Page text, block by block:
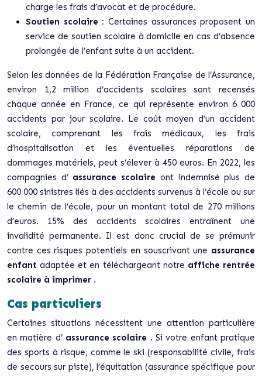
charge les frais d’avocat et de procédure.
Soutien scolaire : Certaines assurances proposent un
service de soutien scolaire à domicile en cas d’absence
prolongée de l’enfant suite à un accident.
Selon les données de la Fédération Française de l’Assurance,
environ 1,2 million d’accidents scolaires sont recensés
chaque année en France, ce qui représente environ 6 000
accidents par jour scolaire. Le coût moyen d’un accident
scolaire, comprenant les frais médicaux, les frais
d’hospitalisation et les éventuelles réparations de
dommages matériels, peut s’élever à 450 euros. En 2022, les
compagnies d’ assurance scolaire ont indemnisé plus de
600 000 sinistres liés à des accidents survenus à l’école ou sur
le chemin de l’école, pour un montant total de 270 millions
d’euros. 15% des accidents scolaires entraînent une
invalidité permanente. Il est donc crucial de se prémunir
contre ces risques potentiels en souscrivant une assurance
enfantadaptée et en téléchargeant notre affiche rentrée
scolaire à imprimer .
Cas particuliers
Certaines situations nécessitent une attention particulière
en matière d’ assurance scolaire . Si votre enfant pratique
des sports à risque, comme le ski (responsabilité civile, frais
de secours sur piste), l’équitation (assurance spécifique pour